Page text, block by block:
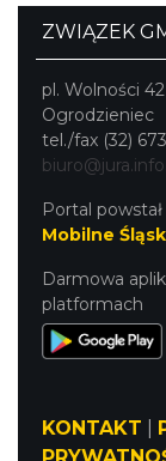
ZWIĄZEK
pl. Wolności 42
Ogrodzieniec
tel./fax (32)
Portal
Mobilne
Darmowa
platformach
KONTAKT